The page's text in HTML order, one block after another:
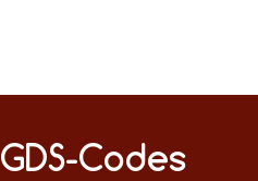
GDS-Codes